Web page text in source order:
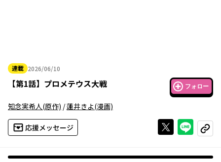
連載 2026/06/10
2026年06月10日
【第1話】 プロメテウス大戦 フォロー
知念実希人(原作) /蓮井きよ(漫画)
応援メッセージ Xで投稿する
ライン
コピー